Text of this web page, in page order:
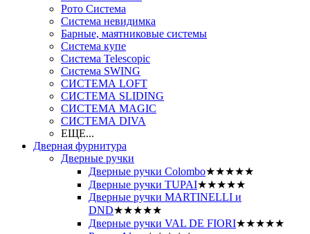
Рото Система
Система невидимка
Барные, маятниковые системы
Система купе
Система Telescopic
Система SWING
СИСТЕМА LOFT
СИСТЕМА SLIDING
СИСТЕМА MAGIC
СИСТЕМА DIVA
ЕЩЕ...
Дверная фурнитура
Дверные ручки
Дверные ручки Colombo★★★★★
Дверные ручки TUPAI★★★★★
Дверные ручки MARTINELLI и
DND★★★★★
Дверные ручки VAL DE FIORI★★★★★